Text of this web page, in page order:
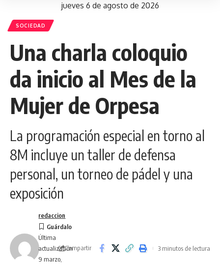
jueves 6 de agosto de 2026
SOCIEDAD
Una charla coloquio
da inicio al Mes de la
Mujer de Orpesa
La programación especial en torno al
8M incluye un taller de defensa
personal, un torneo de pádel y una
exposición
Última
actualización
9 marzo,
redaccion
Compartir 3 minutos de lectura